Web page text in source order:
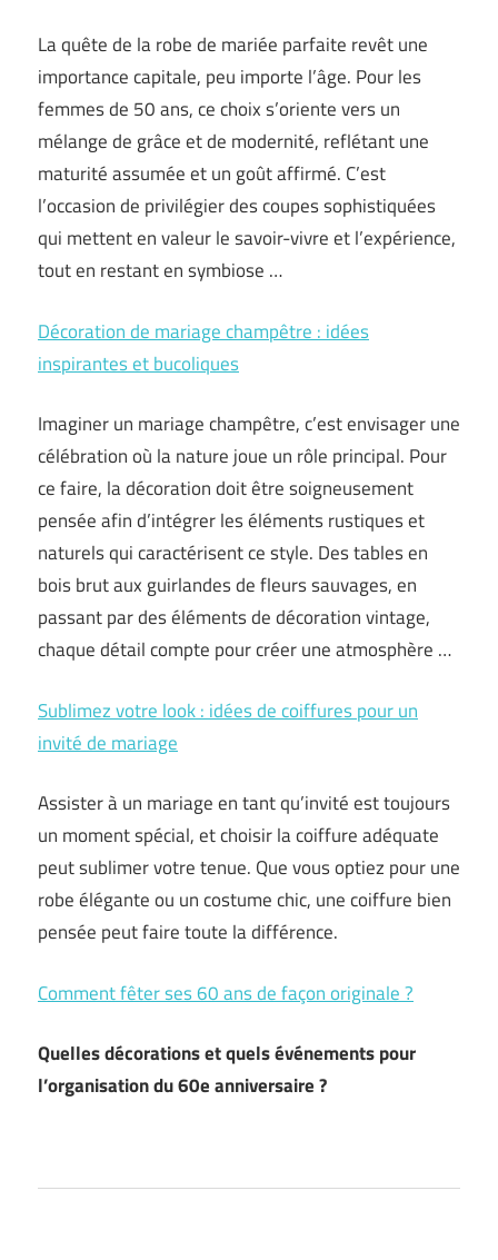
La quête de la robe de mariée parfaite revêt une
importance capitale, peu importe l’âge. Pour les
femmes de 50 ans, ce choix s’oriente vers un
mélange de grâce et de modernité, reflétant une
maturité assumée et un goût affirmé. C’est
l’occasion de privilégier des coupes sophistiquées
qui mettent en valeur le savoir-vivre et l’expérience,
tout en restant en symbiose …
Décoration de mariage champêtre : idées
inspirantes et bucoliques
Imaginer un mariage champêtre, c’est envisager une
célébration où la nature joue un rôle principal. Pour
ce faire, la décoration doit être soigneusement
pensée afin d’intégrer les éléments rustiques et
naturels qui caractérisent ce style. Des tables en
bois brut aux guirlandes de fleurs sauvages, en
passant par des éléments de décoration vintage,
chaque détail compte pour créer une atmosphère …
Sublimez votre look : idées de coiffures pour un
invité de mariage
Assister à un mariage en tant qu’invité est toujours
un moment spécial, et choisir la coiffure adéquate
peut sublimer votre tenue. Que vous optiez pour une
robe élégante ou un costume chic, une coiffure bien
pensée peut faire toute la différence.
Comment fêter ses 60 ans de façon originale ?
Quelles décorations et quels événements pour
l’organisation du 60e anniversaire ?